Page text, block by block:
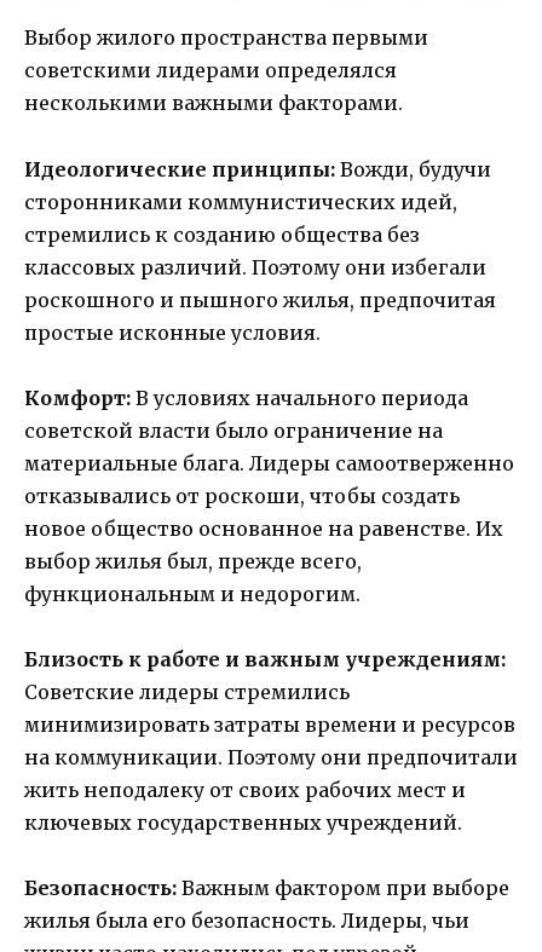
Выбор жилого пространства первыми
советскими лидерами определялся
несколькими важными факторами.
Идеологические принципы: Вожди, будучи
сторонниками коммунистических идей,
стремились к созданию общества без
классовых различий. Поэтому они избегали
роскошного и пышного жилья, предпочитая
простые исконные условия.
Комфорт: В условиях начального периода
советской власти было ограничение на
материальные блага. Лидеры самоотверженно
отказывались от роскоши, чтобы создать
новое общество основанное на равенстве. Их
выбор жилья был, прежде всего,
функциональным и недорогим.
Близость к работе и важным учреждениям:
Советские лидеры стремились
минимизировать затраты времени и ресурсов
на коммуникации. Поэтому они предпочитали
жить неподалеку от своих рабочих мест и
ключевых государственных учреждений.
Безопасность: Важным фактором при выборе
жилья была его безопасность. Лидеры, чьи